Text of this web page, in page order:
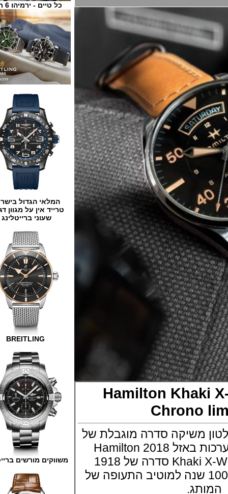
Hamilton
משיקה סדרה מוגבלת של
שעונים לקראת תערכות באזל 2018 Hamilton
Khaki X-Wind Auto Chrono סדרה של 1918
בלבד לרגל 100 שנה למוטיב התעופה של
כל טיים - ירמיהו 6 ת"א
המלאי הגדול בישראל
טרייד אין על מגוון דגמים
שעוני ברייטלינג
BREITLING
משווקים מורשים ברייטלינג